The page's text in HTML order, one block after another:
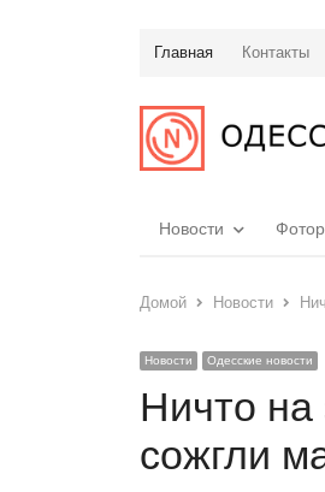
Главная Контакты
Новости
Домой Новости
Новости Одесские новости
Ничто на
сожгли